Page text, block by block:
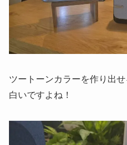
ツートーンカラーを作り出
白いですよね！